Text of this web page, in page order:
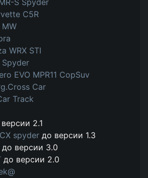
S Spyder
C5R
MW
WRX STI
EVO MPR11 CopSuv
Car
Track
2.1
spyder до версии 1.3
до версии 3.0
до версии 2.0